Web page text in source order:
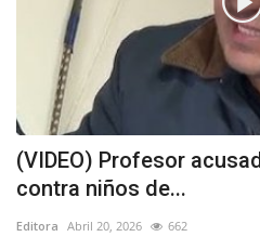
(VIDEO) Profesor
contra niños de...
Editora Abril 20, 2026 662